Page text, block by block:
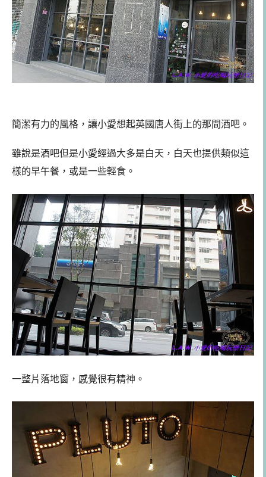
簡潔有力的風格，讓小愛想起英國唐人街上的那間酒吧。
雖說是酒吧但是小愛經過大多是白天，白天也提供類似這
樣的早午餐，或是一些輕食。
一整片落地窗，感覺很有精神。